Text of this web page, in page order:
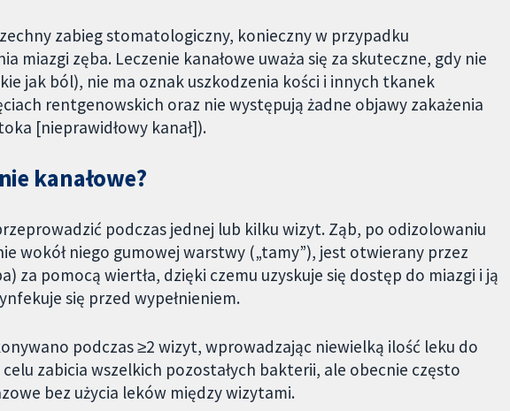
zabieg stomatologiczny, konieczny w przypadku
miazgi zęba. Leczenie kanałowe uważa się za skuteczne, gdy nie
jak ból), nie ma oznak uszkodzenia kości i innych tkanek
rentgenowskich oraz nie występują żadne objawy zakażenia
[nieprawidłowy kanał]).
kanałowe?
podczas jednej lub kilku wizyt. Ząb, po odizolowaniu
wokół niego gumowej warstwy („tamy”), jest otwierany przez
za pomocą wiertła, dzięki czemu uzyskuje się dostęp do miazgi i ją
się przed wypełnieniem.
podczas ≥2 wizyt, wprowadzając niewielką ilość leku do
zabicia wszelkich pozostałych bakterii, ale obecnie często
bez użycia leków między wizytami.